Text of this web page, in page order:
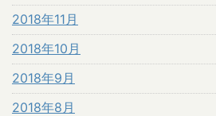
2018年11月
2018年10月
2018年9月
2018年8月